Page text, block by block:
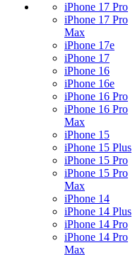
iPhone 17 Pro
iPhone 17 Pro
Max
iPhone 17e
iPhone 17
iPhone 16
iPhone 16e
iPhone 16 Pro
iPhone 16 Pro
Max
iPhone 15
iPhone 15 Plus
iPhone 15 Pro
iPhone 15 Pro
Max
iPhone 14
iPhone 14 Plus
iPhone 14 Pro
iPhone 14 Pro
Max